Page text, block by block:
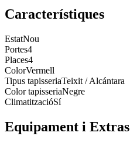
Característiques
EstatNou
Portes4
Places4
ColorVermell
Tipus tapisseriaTeixit / Alcántara
Color tapisseriaNegre
ClimatitzacióSí
Equipament i Extras